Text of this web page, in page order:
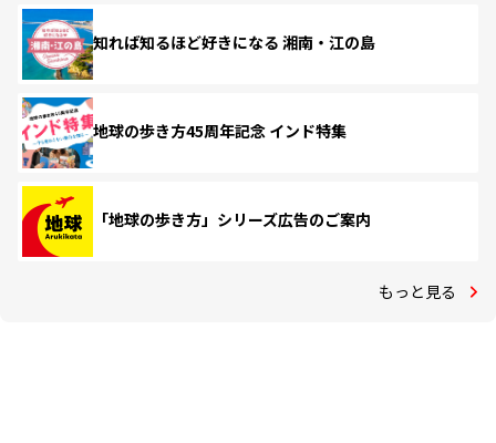
知れば知るほど好きになる 湘南・江の島
地球の歩き方45周年記念 インド特集
「地球の歩き方」シリーズ広告のご案内
もっと見る